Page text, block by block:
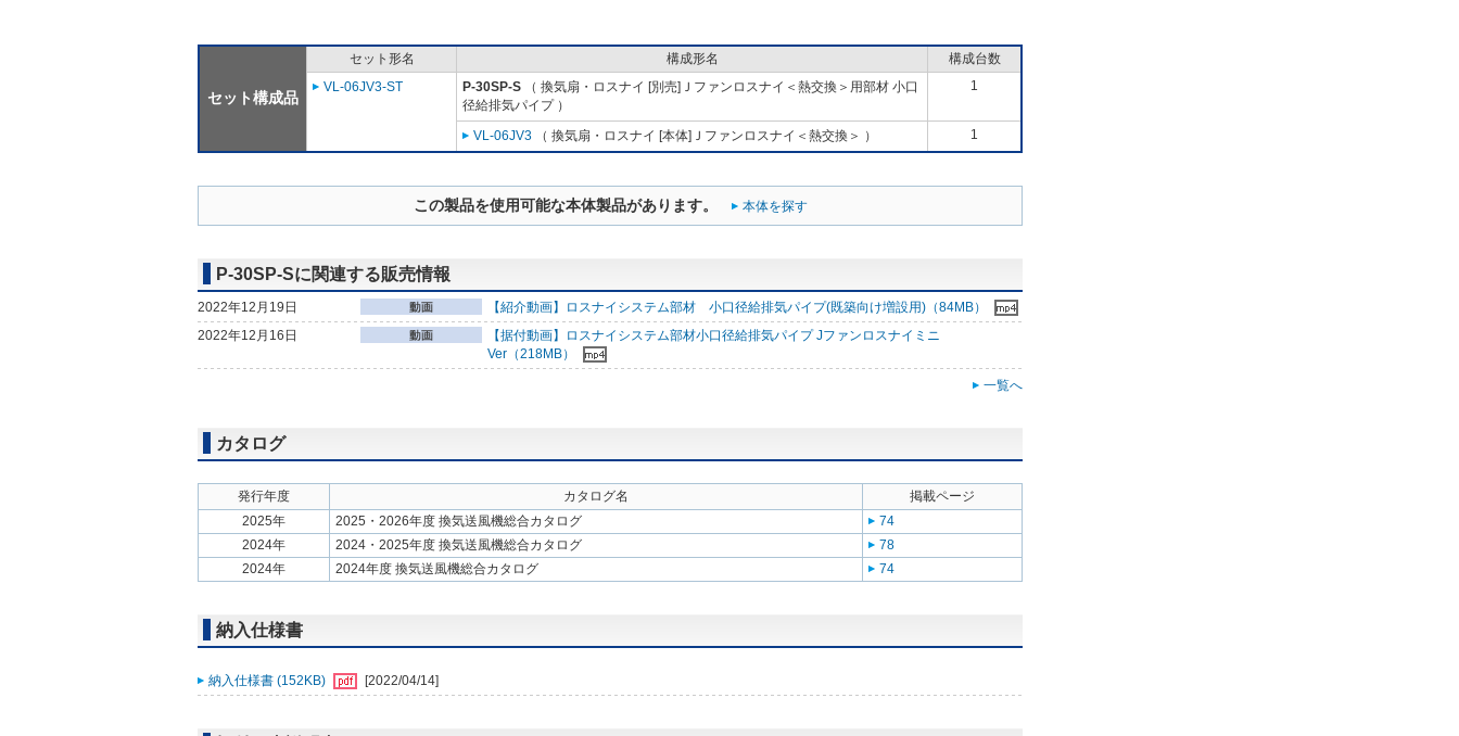
セット構成品
セット形名 構成形名
構成台数
VL-06JV3-ST
P-30SP-S （ 換気扇・ロスナイ [別売]Ｊファンロスナイ＜熱交換＞用部材 小口
径給排気パイプ ）
1
VL-06JV3 （ 換気扇・ロスナイ [本体]Ｊファンロスナイ＜熱交換＞ ） 1
この製品を使用可能な本体製品があります。 本体を探す
P-30SP-Sに関連する販売情報
2022年12月19日
【紹介動画】ロスナイシステム部材 小口径給排気パイプ(既築向け増設用)（84MB）
2022年12月16日
【据付動画】ロスナイシステム部材小口径給排気パイプ Jファンロスナイミニ
Ver（218MB）
一覧へ
カタログ
発行年度 カタログ名
掲載ページ
2025年
2025・2026年度 換気送風機総合カタログ
74
2024年
2024・2025年度 換気送風機総合カタログ
78
2024年
2024年度 換気送風機総合カタログ 74
納入仕様書
納入仕様書 (152KB) [2022/04/14]